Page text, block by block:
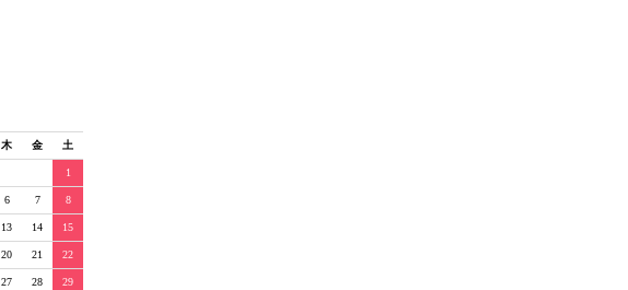
木 金 土
1
6 7 8
13 14 15
20 21 22
27 28 29